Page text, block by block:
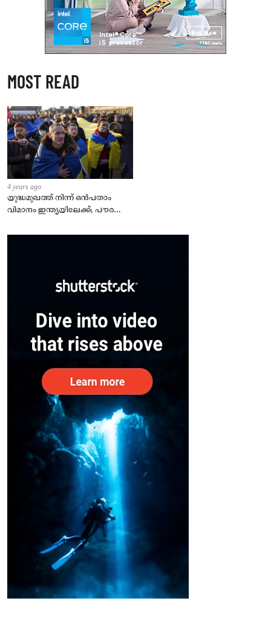
MOST READ
4 years ago
യുദ്ധമുഖത്ത് നിന്ന് ഒൻപതാം
വിമാനം ഇന്ത്യയിലേക്ക്; പൗരന്മാർ
– കേന്ദ്രം